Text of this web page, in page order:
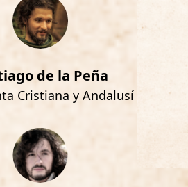
de la Peña
Cristiana y Andalusí